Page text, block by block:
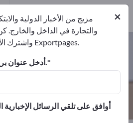
أجهزة النقل –
22
22
×
مزيج من الأخبار الدولية
والتجارة في الداخل والخارج.
واشترك الآن في النشرة الإخبارية لـ Exportpages.
أدخل عنوان بريدك الإلكتروني للاشتراك.